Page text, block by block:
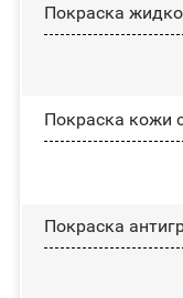
Покраска
Покраска кожи
Покраска